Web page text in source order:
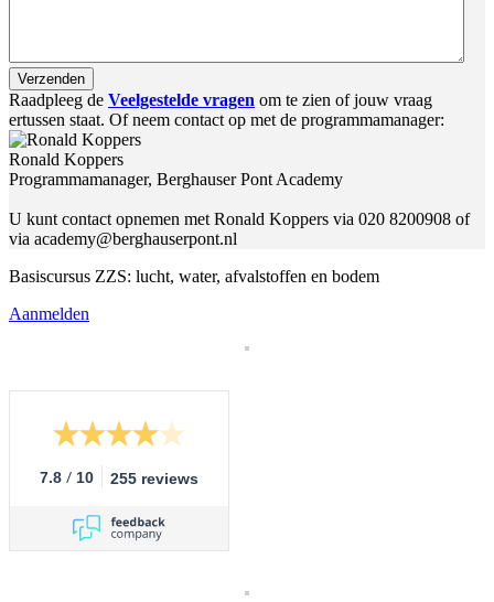
Raadpleeg de Veelgestelde vragen om te zien of jouw vraag
ertussen staat. Of neem contact op met de programmamanager:
Ronald Koppers
Programmamanager, Berghauser Pont Academy
U kunt contact opnemen met Ronald Koppers via 020 8200908 of
via academy@berghauserpont.nl
Basiscursus ZZS: lucht, water, afvalstoffen en bodem
Aanmelden
7.8 / 10 255 reviews